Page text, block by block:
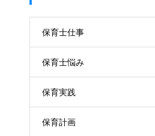
保育士仕事
保育士悩み
保育実践
保育計画